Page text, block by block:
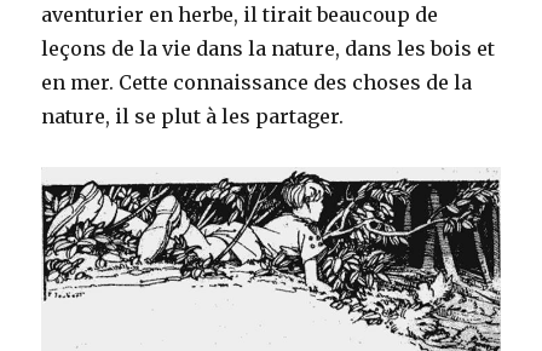
aventurier en herbe, il tirait beaucoup de
leçons de la vie dans la nature, dans les bois et
en mer. Cette connaissance des choses de la
nature, il se plut à les partager.